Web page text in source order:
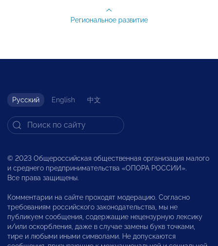
Региональное развитие
Русский English 中文
© 2023 Общероссийская общественная организация малого
и среднего предпринимательства «ОПОРА РОССИИ».
Все права защищены.
Комментарии на сайте проходят модерацию. Согласно
требованиям российского законодательства, мы не
публикуем сообщения, содержащие нецензурную лексику
и/или оскорбления, даже в случае замены букв точками,
тире и любыми иными символами. Не допускаются